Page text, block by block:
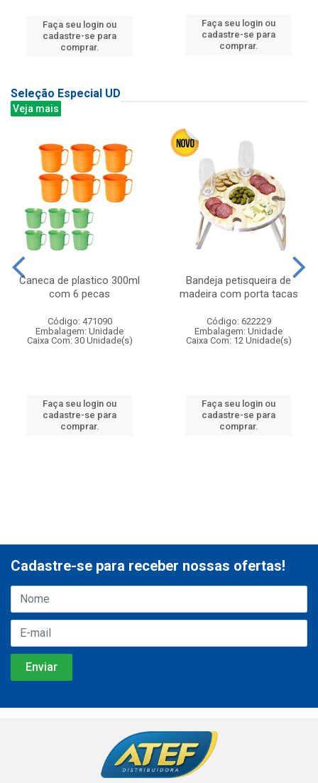
Faça seu login ou
cadastre-se para
comprar.
Faça seu login ou
cadastre-se para
comprar.
Seleção Especial UD
Veja mais
Caneca de plastico 300ml
com 6 pecas
Código: 471090
Embalagem: Unidade
Caixa Com: 30 Unidade(s)
Faça seu login ou
cadastre-se para
comprar.
Bandeja petisqueira de
madeira com porta tacas
Código: 622229
Embalagem: Unidade
Caixa Com: 12 Unidade(s)
Faça seu login ou
cadastre-se para
comprar.
Cadastre-se para receber nossas ofertas!